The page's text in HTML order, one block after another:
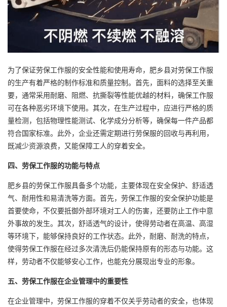
为了保证劳保工作服的安全性能和使用寿命，肥乡县对劳保工作服
的生产有着严格的制作标准和质量控制。首先，面料的选择至关重
要，通常采用耐磨、阻燃、抗撕裂等性能优越的材料，确保工作服
可在各种恶劣环境下使用。其次，在生产过程中，应进行严格的质
量检测，包括物理性能测试、化学成分分析等，确保每一件产品都
符合国家标准。此外，企业还需定期进行劳保服的回收与再利用，
既减少资源浪费，又能保障工人的穿着安全。
四、劳保工作服的功能与特点
肥乡县的劳保工作服具备多个功能，主要体现在安全保护、舒适透
气、耐用性和易清洗等方面。首先，劳保工作服的安全保护功能是
首要使命，不仅要抵御外部环境对工人的伤害，还要防止工作中意
外事故的发生。其次，舒适透气的设计，使得劳动者在高温、高湿
等环境下，能够保持良好的工作状态。此外，耐磨、耐洗的特点，
使得劳保工作服在经过多次清洗后仍能保持原有的形态与功能。这
样，劳动者不仅能够安心工作，也能充分展现出专业的形象。
五、劳保工作服在企业管理中的重要性
在企业管理中，劳保工作服的穿着不仅关乎劳动者的安全，也体现